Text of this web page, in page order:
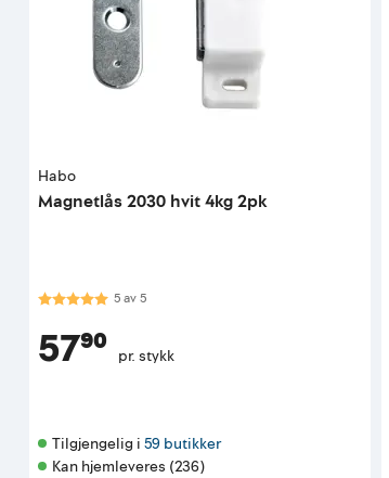
Habo
Magnetlås 2030 hvit 4kg 2pk
Karakter:5.0 av 5 mulige
5av5
57⁹⁰ pr. stykk
Tilgjengelig i 59 butikker
Kan hjemleveres (236)